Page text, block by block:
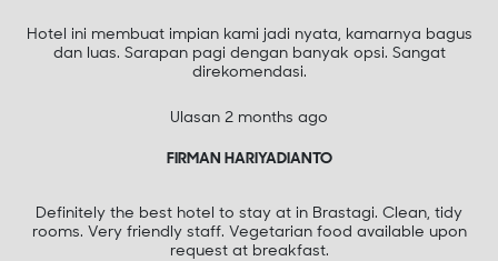
Hotel ini membuat impian kami jadi nyata, kamarnya bagus
dan luas. Sarapan pagi dengan banyak opsi. Sangat
direkomendasi.
Ulasan 2 months ago
FIRMAN HARIYADIANTO
Definitely the best hotel to stay at in Brastagi. Clean, tidy
rooms. Very friendly staff. Vegetarian food available upon
request at breakfast.